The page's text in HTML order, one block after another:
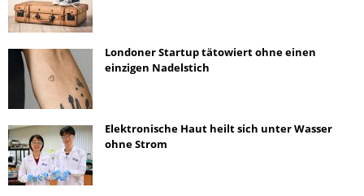
Londoner Startup tätowiert ohne einen
einzigen Nadelstich
Elektronische Haut heilt sich unter Wasser
ohne Strom